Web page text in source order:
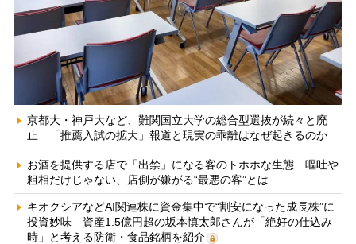
京都大・神戸大など、難関国立大学の総合型選抜が続々と廃
止 「推薦入試の拡大」報道と現実の乖離はなぜ起きるのか
お酒を提供する店で「出禁」になる客のトホホな生態 嘔吐や
粗相だけじゃない、店側が嫌がる“最悪の客”とは
キオクシアなどAI関連株に資金集中で“割安になった成長株”に
投資妙味 資産1.5億円超の坂本慎太郎さんが「絶好の仕込み
時」と考える防衛・食品銘柄を紹介